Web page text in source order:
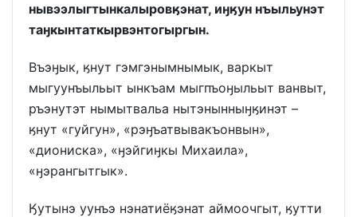
нывээлыгтынкалыровӄэнат, иӈӄун нъыльунэт
таӈкынтаткырвэнтогыргын.
Въэӈык, ӄнут гэмгэнымнымык, варкыт
мыгуунъыльыт ынкъам мыгпъоӈыльыт ванвыт,
ръэнутэт нымытвальа нытэнынныӈӄинэт –
ӄнут «гуйгун», «рэӈъатвывакъонвын»,
«диониска», «ӈэйгиӈкы Михаила»,
«ӈэрангытгык».
Ӄутынэ уунъэ нэнатиёӄэнат аймоочгыт, ӄутти